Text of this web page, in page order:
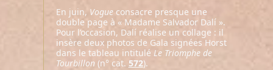
En juin, Vogueconsacre presque une
double page à « Madame Salvador Dalí ».
Pour l’occasion, Dalí réalise un collage : il
insère deux photos de Gala signées Horst
dans le tableau intitulé Le Triomphe de
Tourbillon(n° cat. 572).